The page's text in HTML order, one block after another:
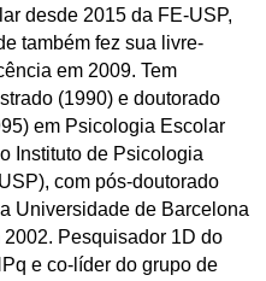
desde 2015 da FE-USP,
também fez sua livre-
em 2009. Tem
(1990) e doutorado
em Psicologia Escolar
Instituto de Psicologia
com pós-doutorado
Universidade de Barcelona
2002. Pesquisador 1D do
e co-líder do grupo de